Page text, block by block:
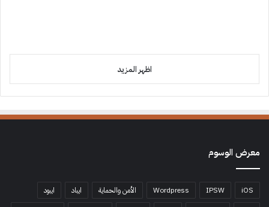
اظهر المزيد
معرض الوسوم
iOS
IPSW
Wordpress الأمن والحماية ايباد
ايبود